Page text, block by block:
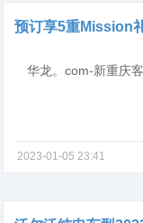
预订享5重Mission
2023-01-05 23:41